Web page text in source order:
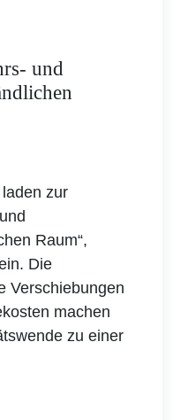
und
zur
Raum“,
Die
Verschiebungen
machen
zu einer